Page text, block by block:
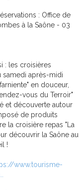
: Office de
à la Saône - 03
: les croisières
samedi après-midi
en douceur,
vous du Terroir"
et découverte autour
de produits
la croisière repas "La
découvrir la Saône au
!
www.tourisme-